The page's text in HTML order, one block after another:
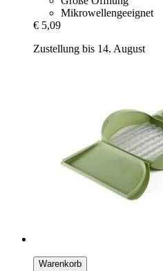
Mikrowellengeeignet
€ 5,09
Zustellung bis 14. August
Warenkorb